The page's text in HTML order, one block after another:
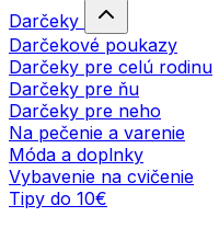
Darčeky
Darčekové poukazy
Darčeky pre celú rodinu
Darčeky pre ňu
Darčeky pre neho
Na pečenie a varenie
Móda a doplnky
Vybavenie na cvičenie
Tipy do 10€